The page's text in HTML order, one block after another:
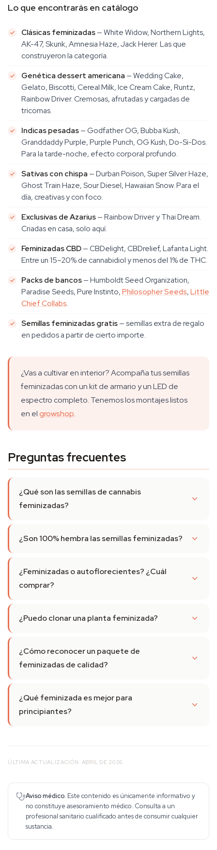
Lo que encontrarás en catálogo
Clásicas feminizadas— White Widow, Northern Lights,
AK-47, Skunk, Amnesia Haze, Jack Herer. Las que
construyeron la categoría.
Genética dessert americana — Wedding Cake,
Gelato, Biscotti, Cereal Milk, Ice Cream Cake, Runtz,
Rainbow Driver. Cremosas, afrutadas y cargadas de
tricomas.
Indicas pesadas— Godfather OG, Bubba Kush,
Granddaddy Purple, Purple Punch, OG Kush, Do-Si-Dos.
Para la tarde-noche, efecto corporal profundo.
Sativas con chispa — Durban Poison, Super Silver Haze,
Ghost Train Haze, Sour Diesel, Hawaiian Snow. Para el
día, creativas y con foco.
Exclusivas de Azarius— Rainbow Driver y Thai Dream.
Criadas en casa, solo aquí.
Feminizadas CBD— CBDelight, CBDrelief, Lafanta Light.
Entre un 15–20% de cannabidiol y menos del 1% de THC.
Packs de bancos— Humboldt Seed Organization,
Paradise Seeds, Pure Instinto,Philosopher Seeds,Little
Chief Collabs.
Semillas feminizadas gratis— semillas extra de regalo
en pedidos a partir de cierto importe.
¿Vas a cultivar en interior? Acompaña tus semillas
feminizadas con un kit de armario y un LED de
espectro completo. Tenemos los montajes listos
en elgrowshop.
Preguntas frecuentes
¿Qué son las semillas de cannabis
feminizadas?
¿Son 100% hembra las semillas feminizadas?
¿Feminizadas o autoflorecientes? ¿Cuál
comprar?
¿Puedo clonar una planta feminizada?
¿Cómo reconocer un paquete de
feminizadas de calidad?
¿Qué feminizada es mejor para
principiantes?
ÚLTIMA ACTUALIZACIÓN: ABRIL DE 2026
Aviso médico. Este contenido es únicamente informativo y
no constituye asesoramiento médico. Consulta a un
profesional sanitario cualificado antes de consumir cualquier
sustancia.